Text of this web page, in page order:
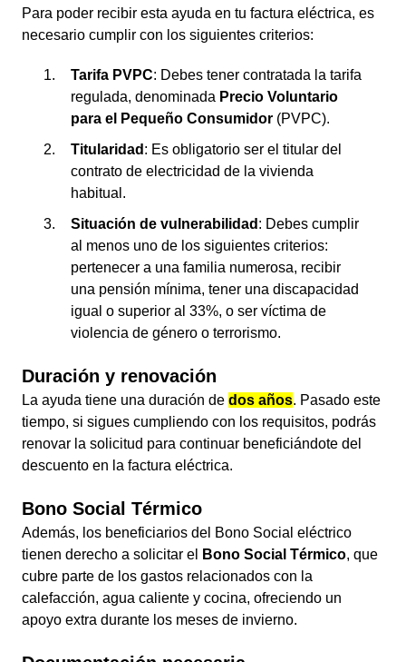
Para poder recibir esta ayuda en tu factura eléctrica, es
necesario cumplir con los siguientes criterios:
Tarifa PVPC: Debes tener contratada la tarifa
regulada, denominada Precio Voluntario
para el Pequeño Consumidor (PVPC).
Titularidad : Es obligatorio ser el titular del
contrato de electricidad de la vivienda
habitual.
Situación de vulnerabilidad : Debes cumplir
al menos uno de los siguientes criterios:
pertenecer a una familia numerosa, recibir
una pensión mínima, tener una discapacidad
igual o superior al 33%, o ser víctima de
violencia de género o terrorismo.
Duración y renovación
La ayuda tiene una duración de dos años. Pasado este
tiempo, si sigues cumpliendo con los requisitos, podrás
renovar la solicitud para continuar beneficiándote del
descuento en la factura eléctrica.
Bono Social Térmico
Además, los beneficiarios del Bono Social eléctrico
tienen derecho a solicitar el
Bono Social Térmico, que
cubre parte de los gastos relacionados con la
calefacción, agua caliente y cocina, ofreciendo un
apoyo extra durante los meses de invierno.